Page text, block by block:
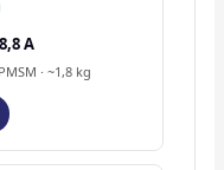
A
· ~1,8 kg